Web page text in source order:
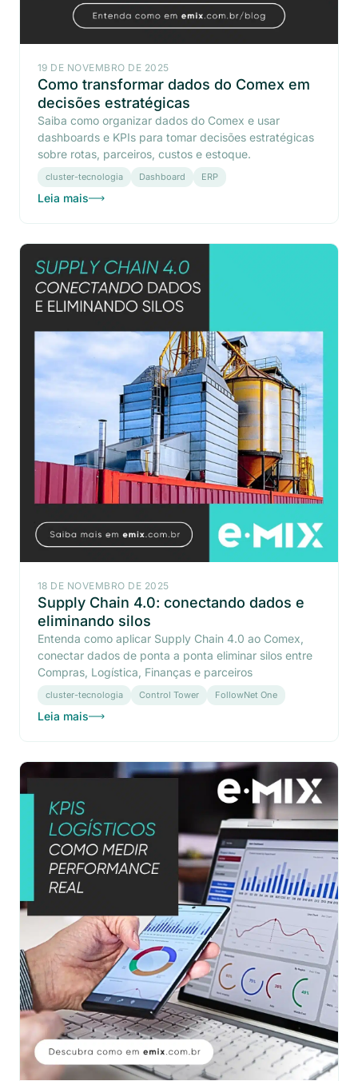
19 DE NOVEMBRO DE 2025
Como transformar dados do Comex em
decisões estratégicas
Saiba como organizar dados do Comex e usar
dashboards e KPIs para tomar decisões estratégicas
sobre rotas, parceiros, custos e estoque.
cluster-tecnologia Dashboard ERP
Leia mais
18 DE NOVEMBRO DE 2025
Supply Chain 4.0: conectando dados e
eliminando silos
Entenda como aplicar Supply Chain 4.0 ao Comex,
conectar dados de ponta a ponta eliminar silos entre
Compras, Logística, Finanças e parceiros
cluster-tecnologia Control Tower FollowNet One
Leia mais